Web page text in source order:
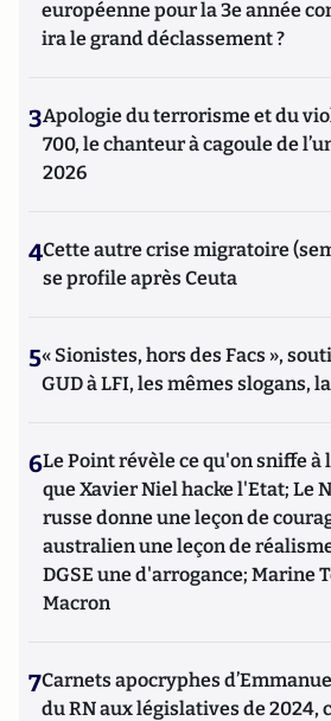
européenne pour la 3e année
ira le grand déclassement ?
3Apologie du terrorisme et du
700, le chanteur à cagoule de
2026
4Cette autre crise migratoire
se profile après Ceuta
5« Sionistes, hors des Facs »,
GUD à LFI, les mêmes slogans,
6Le Point révèle ce qu'on sniffe
que Xavier Niel hacke l'Etat; Le
russe donne une leçon de
australien une leçon de
DGSE une d'arrogance; Marine
Macron
7Carnets apocryphes
du RN aux législatives de 2024,